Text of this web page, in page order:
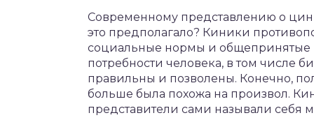
Современному представлению о
это предполагало? Киники
социальные нормы и общепринятые
потребности человека, в том числе
правильны и позволены. Конечно,
больше была похожа на произвол.
представители сами называли себя